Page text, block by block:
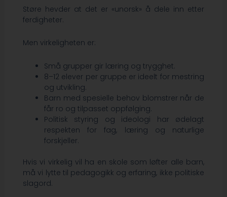
Støre hevder at det er «unorsk» å dele inn etter
ferdigheter.
Men virkeligheten er:
Små grupper gir læring og trygghet.
8–12 elever per gruppe er ideelt for mestring
og utvikling.
Barn med spesielle behov blomstrer når de
får ro og tilpasset oppfølging.
Politisk styring og ideologi har ødelagt
respekten for fag, læring og naturlige
forskjeller.
Hvis vi virkelig vil ha en skole som løfter alle barn,
må vi lytte til pedagogikk og erfaring, ikke politiske
slagord.